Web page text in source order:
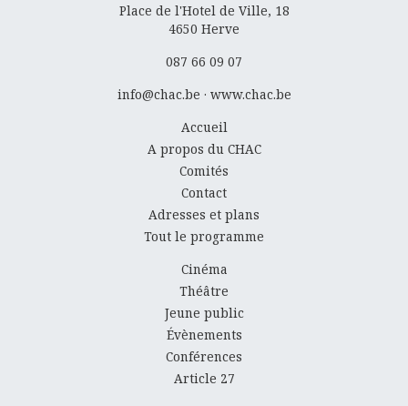
Place de l'Hotel de Ville, 18
4650 Herve
087 66 09 07
info@chac.be · www.chac.be
Accueil
A propos du CHAC
Comités
Contact
Adresses et plans
Tout le programme
Cinéma
Théâtre
Jeune public
Évènements
Conférences
Article 27